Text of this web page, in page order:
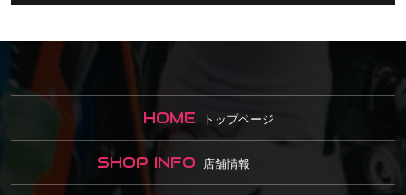
HOME トップページ
SHOP INFO 店舗情報